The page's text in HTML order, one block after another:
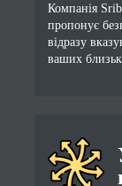
Компанія
пропонує
відразу
ваших